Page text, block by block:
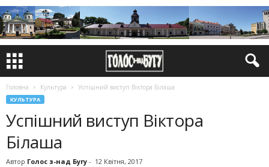
Головна Культура Успішний виступ Віктора Білаша
КУЛЬТУРА
Успішний виступ Віктора
Білаша
Автор Голос з-над Бугу - 12 Квітня, 2017